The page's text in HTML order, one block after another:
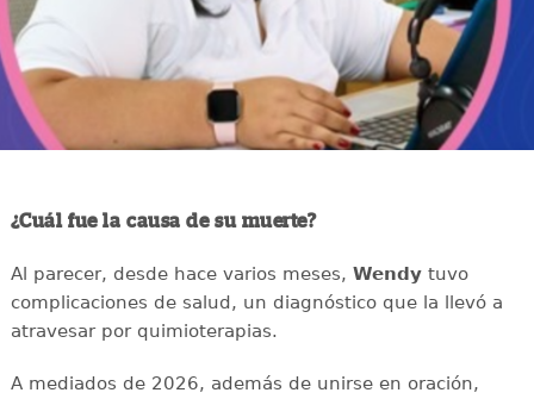
¿Cuál fue la causa de su muerte?
Al parecer, desde hace varios meses, Wendytuvo
complicaciones de salud, un diagnóstico que la llevó a
atravesar por quimioterapias.
A mediados de 2026, además de unirse en oración,